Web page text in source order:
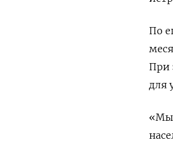
По
При
для
«Мы